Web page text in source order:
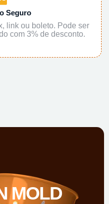
Seguro
link ou boleto. Pode ser
com 3% de desconto.
MOLD